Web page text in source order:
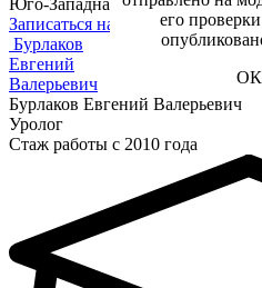
Записаться на прием
Бурлаков
Евгений
Валерьевич
Бурлаков Евгений Валерьевич
Уролог
Стаж работы с 2010 года
его
ОК